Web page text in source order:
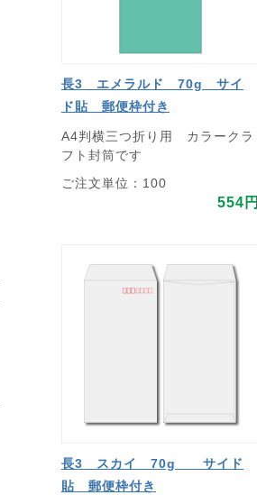
長3 エメラルド 70g サイ
ド貼 郵便枠付き
A4判横三つ折り用 カラークラ
フト封筒です
ご注文単位：100
554円
長3 スカイ 70g サイド
貼 郵便枠付き